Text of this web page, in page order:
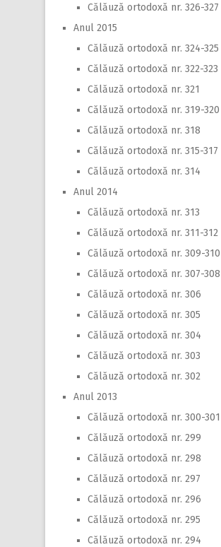
Călăuză ortodoxă nr. 326-327
Anul 2015
Călăuză ortodoxă nr. 324-325
Călăuză ortodoxă nr. 322-323
Călăuză ortodoxă nr. 321
Călăuză ortodoxă nr. 319-320
Călăuză ortodoxă nr. 318
Călăuză ortodoxă nr. 315-317
Călăuză ortodoxă nr. 314
Anul 2014
Călăuză ortodoxă nr. 313
Călăuză ortodoxă nr. 311-312
Călăuză ortodoxă nr. 309-310
Călăuză ortodoxă nr. 307-308
Călăuză ortodoxă nr. 306
Călăuză ortodoxă nr. 305
Călăuză ortodoxă nr. 304
Călăuză ortodoxă nr. 303
Călăuză ortodoxă nr. 302
Anul 2013
Călăuză ortodoxă nr. 300-301
Călăuză ortodoxă nr. 299
Călăuză ortodoxă nr. 298
Călăuză ortodoxă nr. 297
Călăuză ortodoxă nr. 296
Călăuză ortodoxă nr. 295
Călăuză ortodoxă nr. 294